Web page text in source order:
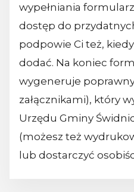
wypełniania
dostęp do
podpowie Ci też, kiedy
dodać. Na koniec
wygeneruje
załącznikami), który
Urzędu Gminy
(możesz też
lub dostarczyć